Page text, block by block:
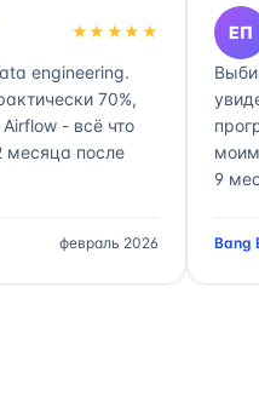
★★★★★
engineering.
70%,
- всё что
месяца после
февраль 2026
ЕП
9
Bang